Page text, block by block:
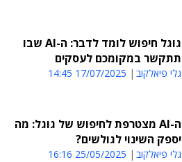
גוגל חיפוש לומד לדבר: ה-AI שבו
תתקשר במקומכם לעסקים
גלי פיאלקוב 17/07/2025 14:45
ה-AI מצטרפת לחיפוש של גוגל: מה
יספק השינוי לגולשים?
גלי פיאלקוב 25/05/2025 16:16